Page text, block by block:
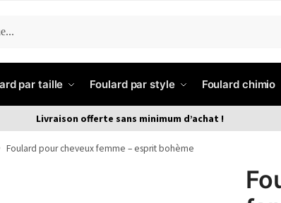
par taille Foulard par style Foulard chimio
Livraison offerte sans minimum d’achat !
Foulard pour cheveux femme – esprit bohème